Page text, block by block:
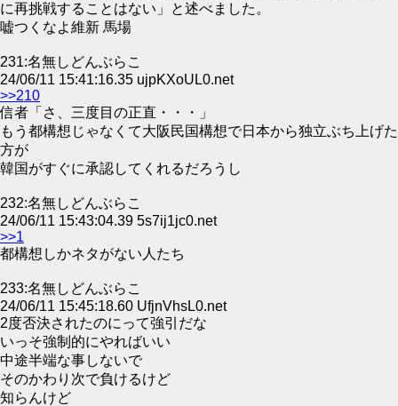
に再挑戦することはない」と述べました。
嘘つくなよ維新 馬場
231:名無しどんぶらこ
24/06/11 15:41:16.35 ujpKXoUL0.net
>>210
信者「さ、三度目の正直・・・」
もう都構想じゃなくて大阪民国構想で日本から独立ぶち上げた
方が
韓国がすぐに承認してくれるだろうし
232:名無しどんぶらこ
24/06/11 15:43:04.39 5s7ij1jc0.net
>>1
都構想しかネタがない人たち
233:名無しどんぶらこ
24/06/11 15:45:18.60 UfjnVhsL0.net
2度否決されたのにって強引だな
いっそ強制的にやればいい
中途半端な事しないで
そのかわり次で負けるけど
知らんけど